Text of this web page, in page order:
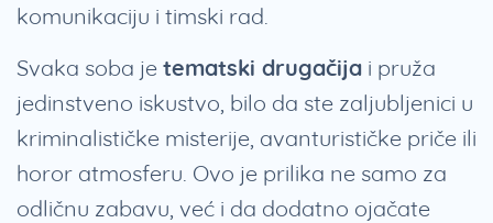
komunikaciju i timski rad.
Svaka soba je tematski drugačija i pruža
jedinstveno iskustvo, bilo da ste zaljubljenici u
kriminalističke misterije, avanturističke priče ili
horor atmosferu. Ovo je prilika ne samo za
odličnu zabavu, već i da dodatno ojačate